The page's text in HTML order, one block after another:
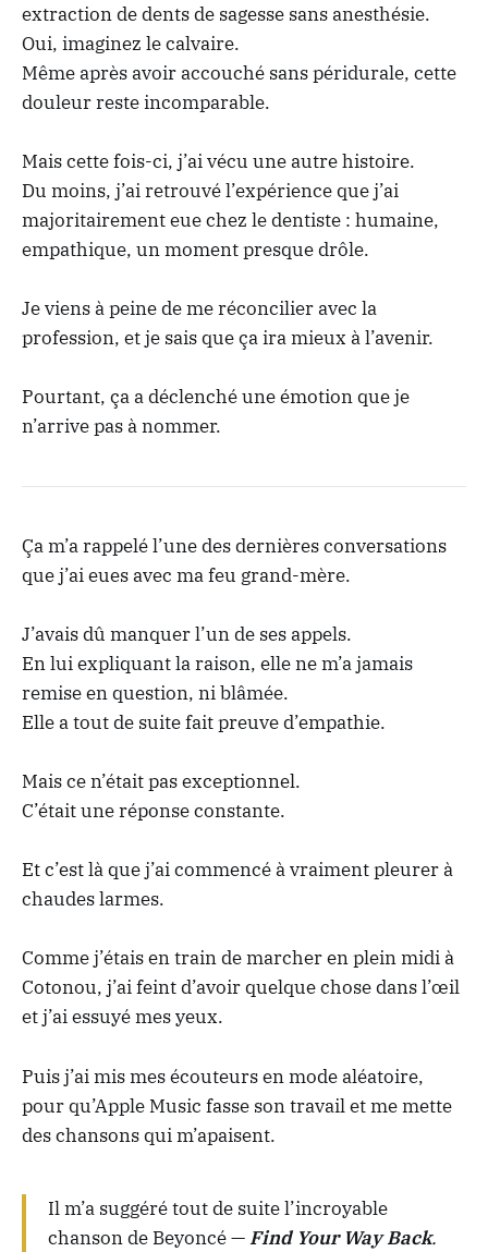
extraction de dents de sagesse sans anesthésie.
Oui, imaginez le calvaire.
Même après avoir accouché sans péridurale, cette
douleur reste incomparable.
Mais cette fois-ci, j’ai vécu une autre histoire.
Du moins, j’ai retrouvé l’expérience que j’ai
majoritairement eue chez le dentiste : humaine,
empathique, un moment presque drôle.
Je viens à peine de me réconcilier avec la
profession, et je sais que ça ira mieux à l’avenir.
Pourtant, ça a déclenché une émotion que je
n’arrive pas à nommer.
Ça m’a rappelé l’une des dernières conversations
que j’ai eues avec ma feu grand-mère.
J’avais dû manquer l’un de ses appels.
En lui expliquant la raison, elle ne m’a jamais
remise en question, ni blâmée.
Elle a tout de suite fait preuve d’empathie.
Mais ce n’était pas exceptionnel.
C’était une réponse constante.
Et c’est là que j’ai commencé à vraiment pleurer à
chaudes larmes.
Comme j’étais en train de marcher en plein midi à
Cotonou, j’ai feint d’avoir quelque chose dans l’œil
et j’ai essuyé mes yeux.
Puis j’ai mis mes écouteurs en mode aléatoire,
pour qu’Apple Music fasse son travail et me mette
des chansons qui m’apaisent.
Il m’a suggéré tout de suite l’incroyable
chanson de Beyoncé —Find Your Way Back.